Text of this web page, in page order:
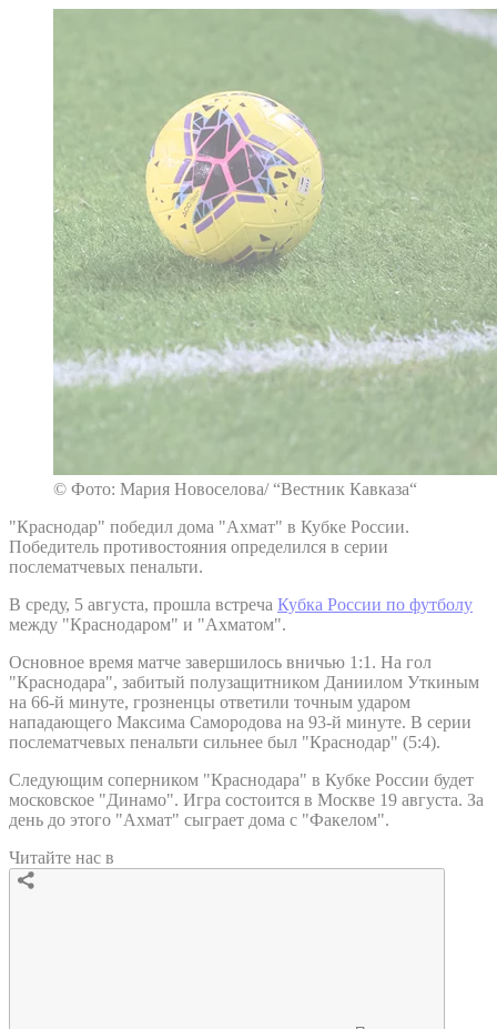
© Фото: Мария Новоселова/ “Вестник Кавказа“
"Краснодар" победил дома "Ахмат" в Кубке России.
Победитель противостояния определился в серии
послематчевых пенальти.
В среду, 5 августа, прошла встреча Кубка России по футболу
между "Краснодаром" и "Ахматом".
Основное время матче завершилось вничью 1:1. На гол
"Краснодара", забитый полузащитником Даниилом Уткиным
на 66-й минуте, грозненцы ответили точным ударом
нападающего Максима Самородова на 93-й минуте. В серии
послематчевых пенальти сильнее был "Краснодар" (5:4).
Следующим соперником "Краснодара" в Кубке России будет
московское "Динамо". Игра состоится в Москве 19 августа. За
день до этого "Ахмат" сыграет дома с "Факелом".
Читайте нас в